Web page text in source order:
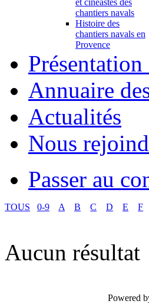
chantiers navals
Histoire des
chantiers navals en
Provence
Annuaire
Actualités
Nous
Passer au
TOUS 0-9 A B C D E F
Aucun résultat
Powered